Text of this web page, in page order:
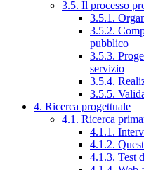
3.5. Il processo
3.5.1.
3.5.2.
pubblico
3.5.3.
servizio
3.5.4.
3.5.5.
4. Ricerca progettuale
4.1. Ricerca
4.1.1.
4.1.2.
4.1.3. Test